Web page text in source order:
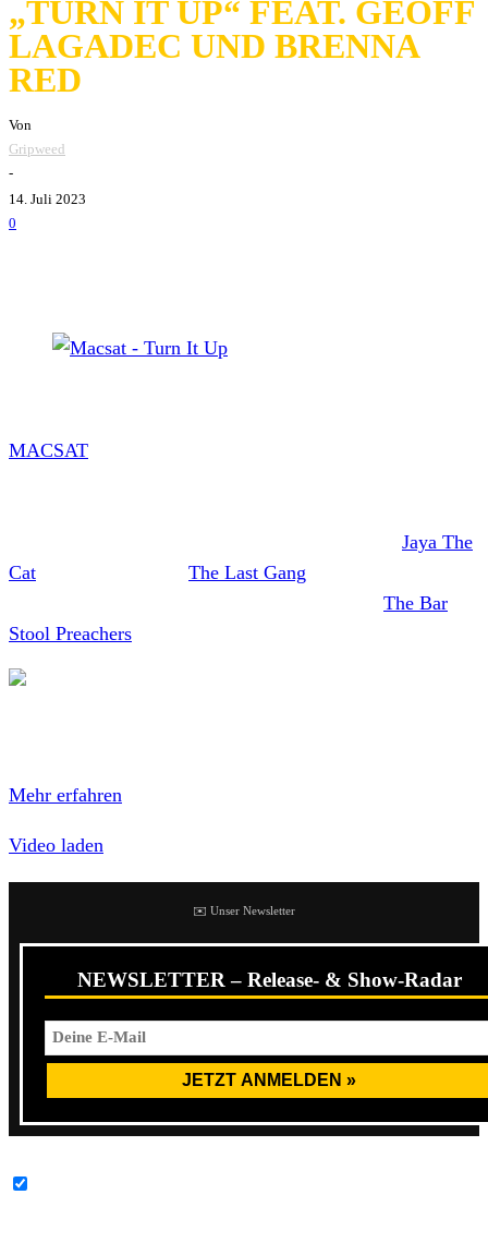
„TURN IT UP“ FEAT. GEOFF
LAGADEC UND BRENNA
RED
Von
Gripweed
-
14. Juli 2023
0
MACSAT
Jaya The
Cat
The Last Gang
The Bar
Stool Preachers
Mehr erfahren
Video laden
✉️ Unser Newsletter
NEWSLETTER – Release- & Show-Radar